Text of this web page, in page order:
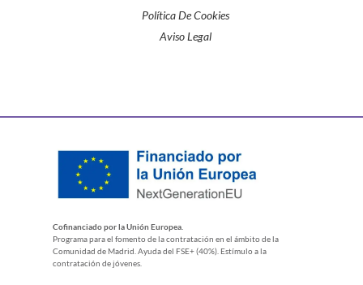
Política De Cookies
Aviso Legal
Cofinanciado por la Unión Europea.
Programa para el fomento de la contratación en el ámbito de la
Comunidad de Madrid. Ayuda del FSE+ (40%). Estímulo a la
contratación de jóvenes.